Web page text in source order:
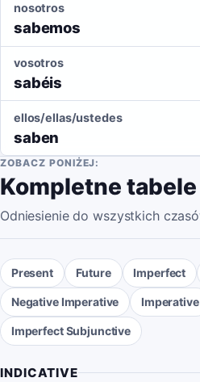
nosotros
sabemos
vosotros
sabéis
ellos/ellas/ustedes
saben
ZOBACZ PONIŻEJ:
Kompletne
Odniesienie do wszystkich
Present Future Imperfect
Negative Imperative Imperative
Imperfect Subjunctive
INDICATIVE